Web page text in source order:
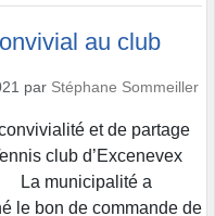
au club
par Stéphane Sommeiller
et de partage
club d’Excenevex
La municipalité a
le bon de commande de